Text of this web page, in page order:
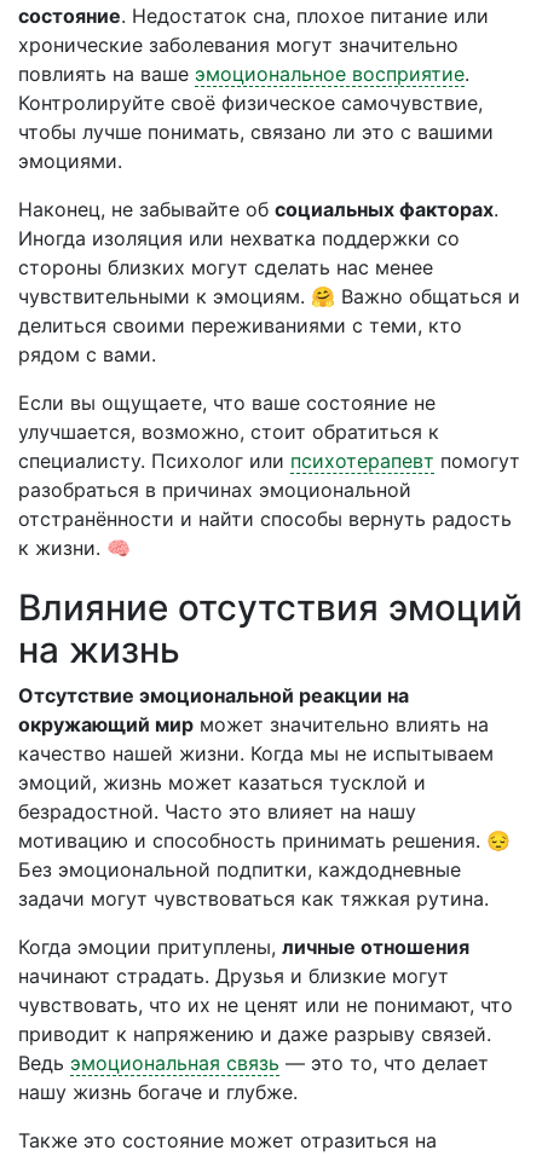
состояние. Недостаток сна, плохое питание или
хронические заболевания могут значительно
повлиять на ваше эмоциональное восприятие.
Контролируйте своё физическое самочувствие,
чтобы лучше понимать, связано ли это с вашими
эмоциями.
Наконец, не забывайте об социальных факторах.
Иногда изоляция или нехватка поддержки со
стороны близких могут сделать нас менее
чувствительными к эмоциям. 🤗 Важно общаться и
делиться своими переживаниями с теми, кто
рядом с вами.
Если вы ощущаете, что ваше состояние не
улучшается, возможно, стоит обратиться к
специалисту. Психолог или психотерапевт помогут
разобраться в причинах эмоциональной
отстранённости и найти способы вернуть радость
к жизни. 🧠
Влияние отсутствия эмоций
на жизнь
Отсутствие эмоциональной реакции на
окружающий мир может значительно влиять на
качество нашей жизни. Когда мы не испытываем
эмоций, жизнь может казаться тусклой и
безрадостной. Часто это влияет на нашу
мотивацию и способность принимать решения. 😔
Без эмоциональной подпитки, каждодневные
задачи могут чувствоваться как тяжкая рутина.
Когда эмоции притуплены, личные отношения
начинают страдать. Друзья и близкие могут
чувствовать, что их не ценят или не понимают, что
приводит к напряжению и даже разрыву связей.
Ведь эмоциональная связь — это то, что делает
нашу жизнь богаче и глубже.
Также это состояние может отразиться на